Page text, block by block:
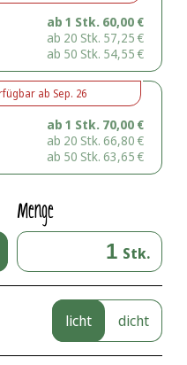
ab 1 Stk. 60,00 €
ab 20 Stk. 57,25 €
ab 50 Stk. 54,55 €
ab Sep. 26
ab 1 Stk. 70,00 €
ab 20 Stk. 66,80 €
ab 50 Stk. 63,65 €
Menge
Stk.
licht dicht